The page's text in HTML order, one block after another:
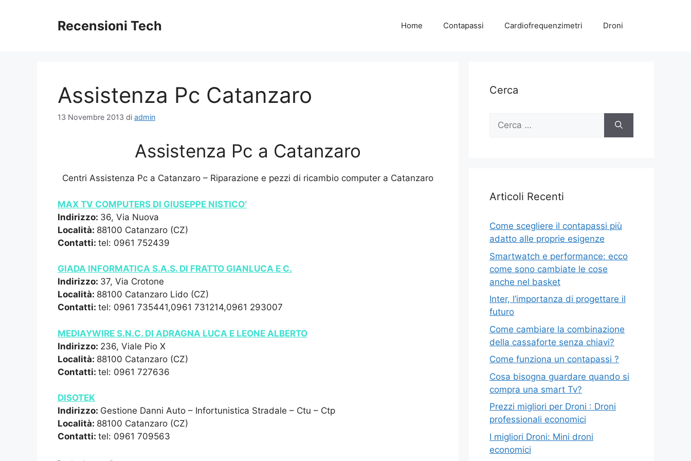
Recensioni Tech Home Contapassi Cardiofrequenzimetri Droni
Assistenza Pc Catanzaro
13 Novembre 2013 di admin
Assistenza Pc a Catanzaro
Centri Assistenza Pc a Catanzaro – Riparazione e pezzi di ricambio computer a Catanzaro
MAX TV COMPUTERS DI GIUSEPPE NISTICO’
Indirizzo: 36, Via Nuova
Località: 88100 Catanzaro (CZ)
Contatti: tel: 0961 752439
GIADA INFORMATICA S.A.S. DI FRATTO GIANLUCA E C.
Indirizzo: 37, Via Crotone
Località: 88100 Catanzaro Lido (CZ)
Contatti: tel: 0961 735441,0961 731214,0961 293007
MEDIAYWIRE S.N.C. DI ADRAGNA LUCA E LEONE ALBERTO
Indirizzo: 236, Viale Pio X
Località: 88100 Catanzaro (CZ)
Contatti: tel: 0961 727636
DISOTEK
Indirizzo: Gestione Danni Auto – Infortunistica Stradale – Ctu – Ctp
Località: 88100 Catanzaro (CZ)
Contatti: tel: 0961 709563
Cerca
Ricerca
Articoli Recenti
Come scegliere il contapassi più
adatto alle proprie esigenze
Smartwatch e performance: ecco
come sono cambiate le cose
anche nel basket
Inter, l’importanza di progettare il
futuro
Come cambiare la combinazione
della cassaforte senza chiavi?
Come funziona un contapassi ?
Cosa bisogna guardare quando si
compra una smart Tv?
Prezzi migliori per Droni : Droni
professionali economici
I migliori Droni: Mini droni
economici